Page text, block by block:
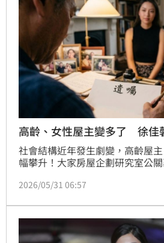
高齡、女性屋主變多了 徐佳
社會結構近年發生劇變，高齡屋
幅攀升！大家房屋企劃研究室公
潮」勢必將對台灣房市與社會結構
力提升、繼承財產比例增加，還
太座」將房屋登記妻子名下，台
下，迎來劇烈變化。（陳韋帆）
2026/05/31 06:57